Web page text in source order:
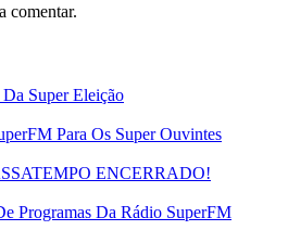
comentar.
Super Eleição
Para Os Super Ouvintes
ENCERRADO!
Programas Da Rádio SuperFM